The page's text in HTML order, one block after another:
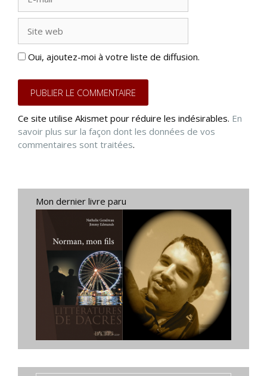
mail
web
Oui, ajoutez-moi à votre liste de diffusion.
Ce site utilise Akismet pour réduire les indésirables. En
savoir plus sur la façon dont les données de vos
commentaires sont traitées.
Mon dernier livre paru